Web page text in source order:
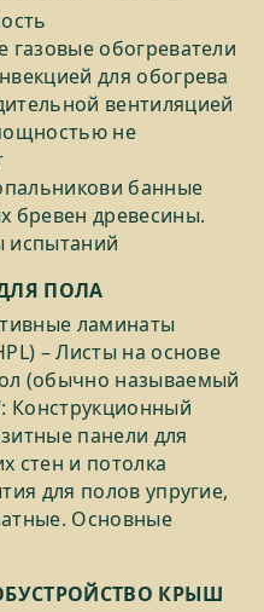
газовые обогреватели
для обогрева
вентиляцией
не
банные
бревен древесины.
испытаний
ПОЛА
ламинаты
– Листы на основе
(обычно называемый
Конструкционный
панели для
стен и потолка
для полов упругие,
Основные
КРЫШ